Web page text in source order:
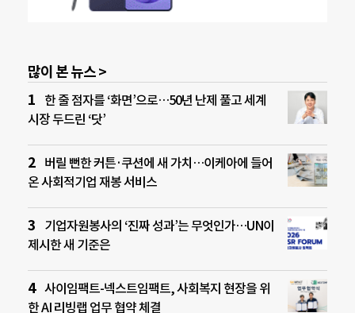
많이 본 뉴스 >
한 줄 점자를 ‘화면’으로…50년 난제 풀고 세계
시장 두드린 ‘닷’
버릴 뻔한 커튼·쿠션에 새 가치…이케아에 들어
온 사회적기업 재봉 서비스
기업자원봉사의 ‘진짜 성과’는 무엇인가…UN이
제시한 새 기준은
사이임팩트-넥스트임팩트, 사회복지 현장을 위
한 AI 리빙랩 업무 협약 체결